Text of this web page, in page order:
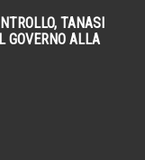
TANASI
GOVERNO ALLA